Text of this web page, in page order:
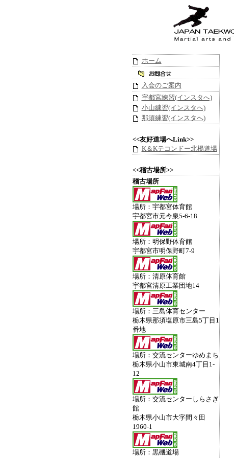
ホーム
入会のご案内
宇都宮練習(インスタへ)
小山練習(インスタへ)
那須練習(インスタへ)
<<友好道場へLink>>
K＆Kテコンドー北楊道場
<<稽古場所>>
稽古場所
場所：宇都宮体育館
宇都宮市元今泉5-6-18
場所：明保野体育館
宇都宮市明保野町7-9
場所：清原体育館
宇都宮清原工業団地14
場所：三島体育センター
栃木県那須塩原市三島5丁目1
番地
場所：交流センターゆめまち
栃木県小山市東城南4丁目1-
12
場所：交流センターしらさぎ
館
栃木県小山市大字間々田
1960-1
場所：黒磯道場